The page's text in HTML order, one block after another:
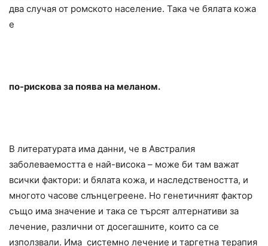
два случая от ромското население. Така че бялата кожа
е
по-рискова за поява на меланом.
В литературата има данни, че в Австралия
заболеваемостта е най-висока – може би там важат
всички фактори: и бялата кожа, и наследствеността, и
многото часове слънцегреене. Но генетичният фактор
също има значение и така се търсят алтернативи за
лечение, различни от досегашните, които са се
използвали. Има системно лечение и таргетна терапия